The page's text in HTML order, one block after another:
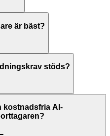
är bäst?
stöds?
kostnadsfria AI-